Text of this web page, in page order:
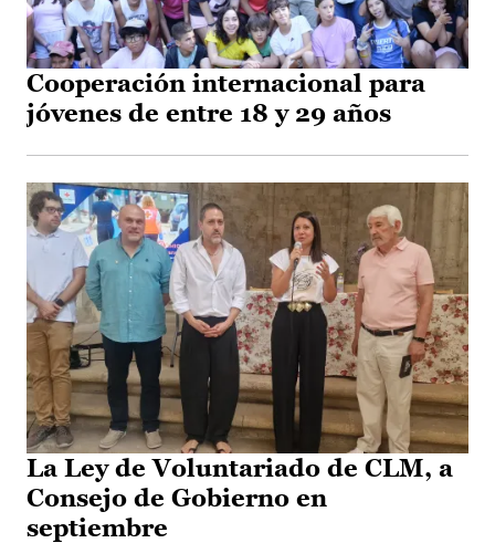
Cooperación internacional para
jóvenes de entre 18 y 29 años
La Ley de Voluntariado de CLM, a
Consejo de Gobierno en
septiembre